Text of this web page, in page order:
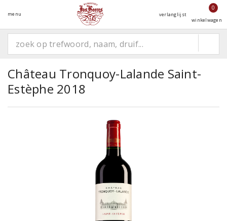
menu verlanglijst
0
winkelwagen
Château Tronquoy-Lalande Saint-
Estèphe 2018